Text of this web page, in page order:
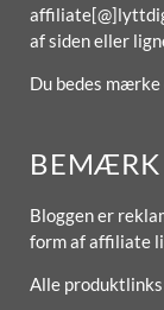
af siden eller
Du bedes mærke
BEMÆRK
Bloggen er
form af affiliate
Alle